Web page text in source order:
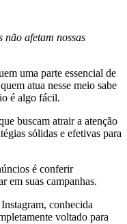
não afetam nossas
uma parte essencial de
atua nesse meio sabe
é algo fácil.
buscam atrair a atenção
sólidas e efetivas para
é conferir
em suas campanhas.
conhecida
voltado para